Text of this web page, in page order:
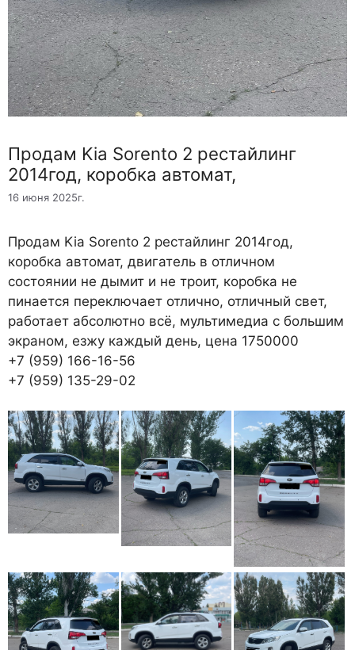
Продам Kia Sorento 2 рестайлинг
2014год, коробка автомат,
16 июня 2025г.
Продам Kia Sorento 2 рестайлинг 2014год,
коробка автомат, двигатель в отличном
состоянии не дымит и не троит, коробка не
пинается переключает отлично, отличный свет,
работает абсолютно всё, мультимедиа с большим
экраном, езжу каждый день, цена 1750000
+7 (959) 166-16-56
+7 (959) 135-29-02